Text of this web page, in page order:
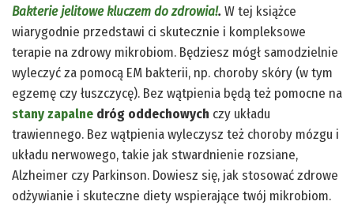
Bakterie jelitowe kluczem do zdrowia!.W tej książce
wiarygodnie przedstawi ci skutecznie i kompleksowe
terapie na zdrowy mikrobiom. Będziesz mógł samodzielnie
wyleczyć za pomocą EM bakterii, np. choroby skóry (w tym
egzemę czy łuszczycę). Bez wątpienia będą też pomocne na
stany zapalne dróg oddechowych czy układu
trawiennego. Bez wątpienia wyleczysz też choroby mózgu i
układu nerwowego, takie jak stwardnienie rozsiane,
Alzheimer czy Parkinson. Dowiesz się, jak stosować zdrowe
odżywianie i skuteczne diety wspierające twój mikrobiom.